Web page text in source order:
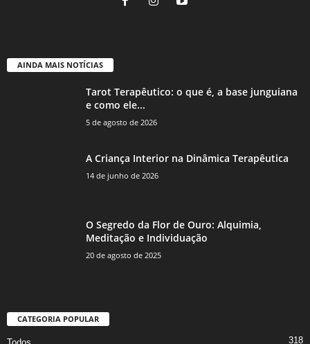
AINDA MAIS NOTÍCIAS
Tarot Terapêutico: o que é, a base junguiana
e como ele...
5 de agosto de 2026
A Criança Interior na Dinâmica Terapêutica
14 de junho de 2026
O Segredo da Flor de Ouro: Alquimia,
Meditação e Individuação
20 de agosto de 2025
CATEGORIA POPULAR
318